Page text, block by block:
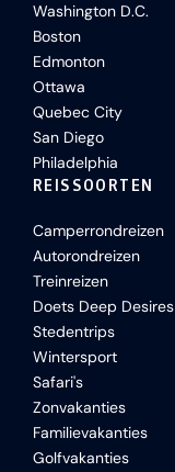
Washington D.C.
Boston
Edmonton
Ottawa
Quebec City
San Diego
Philadelphia
REISSOORTEN
Camperrondreizen
Autorondreizen
Treinreizen
Doets Deep Desires
Stedentrips
Wintersport
Safari's
Zonvakanties
Familievakanties
Golfvakanties